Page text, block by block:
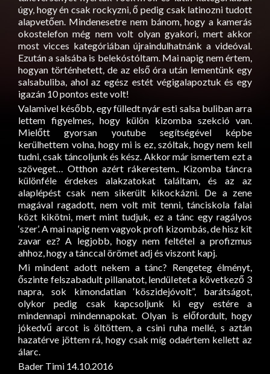
úgy, hogy én csak rockyzni, ő pedig csak latinozni tudott
alapvetően. Mindenesetre nem bánom, hogy a kamerás
okostelefon még nem volt olyan gyakori, mert akkor
most vicces kategóriában újraindulhatnánk a videóval.
Ezután a salsába is belekóstóltam. Mai napig nem értem,
hogyan történhetett, de az első óra után lementünk egy
salsabuliba, ahol az egész estét végigalapoztuk és egy
igazán 10 pontos este volt!
Valamivel később, egy fülledt nyár esti salsa buliban arra
lettem figyelmes, hogy külön kizomba szekció van.
Mielőtt gyorsan youtube segítségével képbe
kerülhettem volna, hogy mi is ez, szóltak, hogy nem kell
tudni, csak táncoljunk és kész. Akkor már ismertem ezt a
szöveget… Otthon azért rákerestem.. Kizomba táncra
különféle érdekes alakzatokat találtam, és az az
alaplépést csak nem sikerült kikockázni. De a zene
magával ragadott, nem volt mit tenni, tánciskola falai
közt kikötni, mert mint tudjuk, ez a tánc egy ragályos
‘szer’. A mai napig nem vagyok profi kizombás, de hisz kit
zavar ez? A legjobb, hogy nem feltétel a profizmus
ahhoz, hogy a tánccal örömet adj és viszont kapj.
Mi mindent adott nekem a tánc? Rengeteg élményt,
őszinte felszabadult pillanatot, lendületet a következő 3
napra, sok kimondatlan ‘köszidejóvolt”, barátságot,
olykor pedig csak kapcsoljunk ki egy estére a
mindennapi mindennapokat. Olyan is előfordult, hogy
jókedvű arcot is öltöttem, a csini ruha mellé, s aztán
hazatérve jöttem rá, hogy csak míg odaértem kellett az
álarc.
Bader Timi 14.10.2016